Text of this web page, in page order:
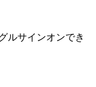
ルサインオンでき